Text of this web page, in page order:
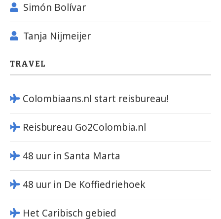
Simón Bolívar
Tanja Nijmeijer
TRAVEL
Colombiaans.nl start reisbureau!
Reisbureau Go2Colombia.nl
48 uur in Santa Marta
48 uur in De Koffiedriehoek
Het Caribisch gebied